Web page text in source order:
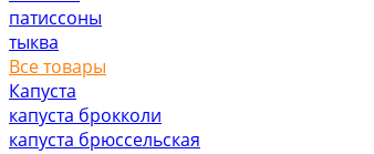
патиссоны
тыква
Все товары
Капуста
капуста брокколи
капуста брюссельская